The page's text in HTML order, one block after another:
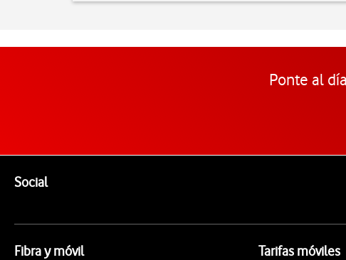
Ponte al
SocialEnlaces a las redes sociales de Vodafone
Fibra y móvil Tarifas móviles